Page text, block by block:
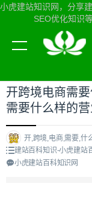
小虎建站知识网，分享
SEO优化知识
当前位置：小虎建站
开跨境电商需
需要什么样的
开,跨境,电商,需要,什
建站百科知识-小虎建站
小虎建站百科知识网